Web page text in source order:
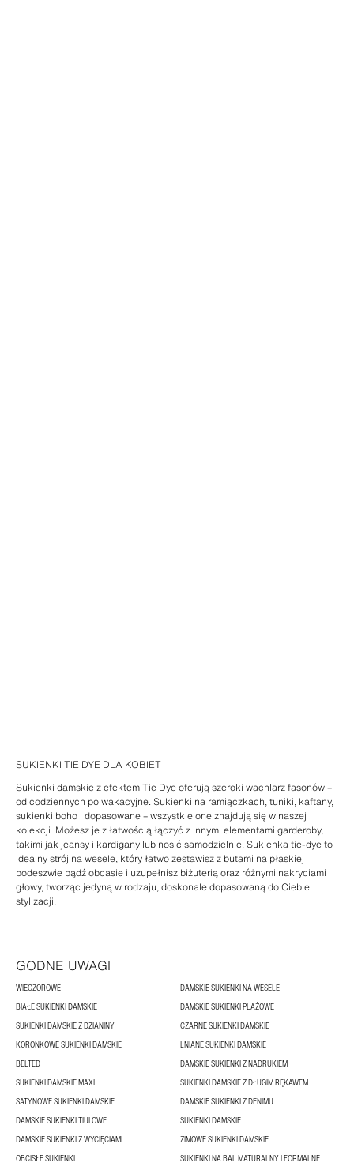
SUKIENKI TIE DYE DLA KOBIET
Sukienki damskie z efektem Tie Dye oferują szeroki wachlarz fasonów –
od codziennych po wakacyjne. Sukienki na ramiączkach, tuniki, kaftany,
sukienki boho i dopasowane – wszystkie one znajdują się w naszej
kolekcji. Możesz je z łatwością łączyć z innymi elementami garderoby,
takimi jak jeansy i kardigany lub nosić samodzielnie. Sukienka tie-dye to
idealnystrój na wesele, który łatwo zestawisz z butami na płaskiej
podeszwie bądź obcasie i uzupełnisz biżuterią oraz różnymi nakryciami
głowy, tworząc jedyną w rodzaju, doskonale dopasowaną do Ciebie
stylizacji.
GODNE UWAGI
WIECZOROWE
DAMSKIE SUKIENKI NA WESELE
BIAŁE SUKIENKI DAMSKIE
DAMSKIE SUKIENKI PLAŻOWE
SUKIENKI DAMSKIE Z DZIANINY
CZARNE SUKIENKI DAMSKIE
KORONKOWE SUKIENKI DAMSKIE
LNIANE SUKIENKI DAMSKIE
BELTED
DAMSKIE SUKIENKI Z NADRUKIEM
SUKIENKI DAMSKIE MAXI
SUKIENKI DAMSKIE Z DŁUGIM RĘKAWEM
SATYNOWE SUKIENKI DAMSKIE
DAMSKIE SUKIENKI Z DENIMU
DAMSKIE SUKIENKI TIULOWE
SUKIENKI DAMSKIE
DAMSKIE SUKIENKI Z WYCIĘCIAMI
ZIMOWE SUKIENKI DAMSKIE
OBCISŁE SUKIENKI
SUKIENKI NA BAL MATURALNY I FORMALNE